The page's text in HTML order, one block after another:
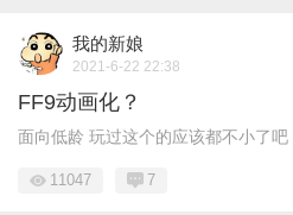
我的新娘
2021-6-22 22:38
FF9动画化？
面向低龄 玩过这个的应该都不小了吧
11047 7